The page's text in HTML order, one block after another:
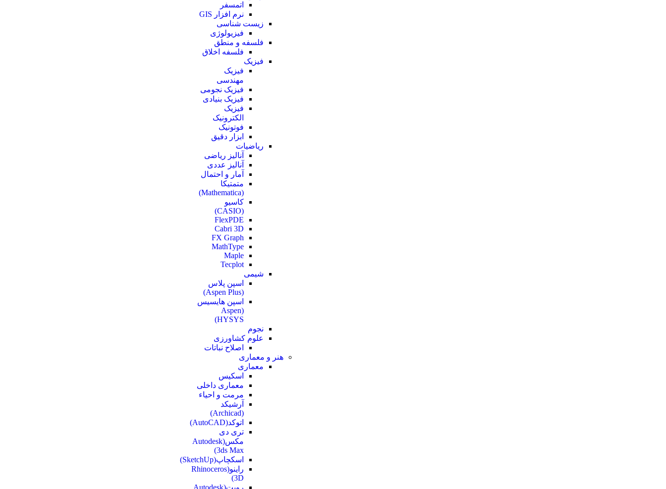
اتمسفر
نرم افزار GIS
زیست شناسی
فیزیولوژی
فلسفه و منطق
فلسفه اخلاق
فیزیک
فیزیک
مهندسی
فیزیک نجومی
فیزیک بنیادی
فیزیک
الکترونیک
فوتونیک
ابزار دقیق
ریاضیات
آنالیز ریاضی
آنالیز عددی
آمار و احتمال
متمتیکا
(Mathematica)
کاسیو
(CASIO)
FlexPDE
Cabri 3D
FX Graph
MathType
Maple
Tecplot
شیمی
اسپن پلاس
(Aspen Plus)
اسپن هایسیس
(Aspen
HYSYS)
نجوم
علوم کشاورزی
اصلاح نباتات
هنر و معماری
معماری
اسکیس
معماری داخلی
مرمت و احیاء
آرشیکد
(Archicad)
اتوکد(AutoCAD)
تری دی
مکس(Autodesk
3ds Max)
اسکچاپ(SketchUp)
راینو(Rhinoceros
3D)
رویت(Autodesk